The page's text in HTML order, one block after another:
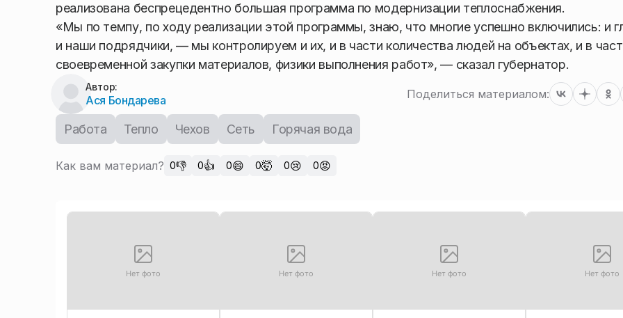
реализована беспрецедентно большая программа по модернизации теплоснабжения.
«Мы по темпу, по ходу реализации этой программы, знаю, что многие успешно включились: и
и наши подрядчики, — мы контролируем и их, и в части количества людей на объектах, и в
своевременной закупки материалов, физики выполнения работ», — сказал губернатор.
Автор:
Ася Бондарева Поделиться материалом:
Работа Тепло Чехов Сеть Горячая вода
Как вам материал? 0👎 0👍 0😄 0🤯 0😢 0😡
Нет фото Нет фото Нет фото Нет фото